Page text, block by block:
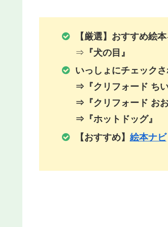
【厳選】おすすめ絵
⇒ 『犬の目』
いっしょにチェック
⇒『クリフォード ち
⇒『クリフォード お
⇒『ホットドッグ』
【おすすめ】 絵本ナビ